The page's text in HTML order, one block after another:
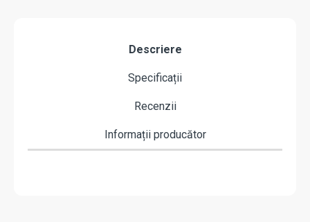
Descriere
Specificații
Recenzii
Informații producător